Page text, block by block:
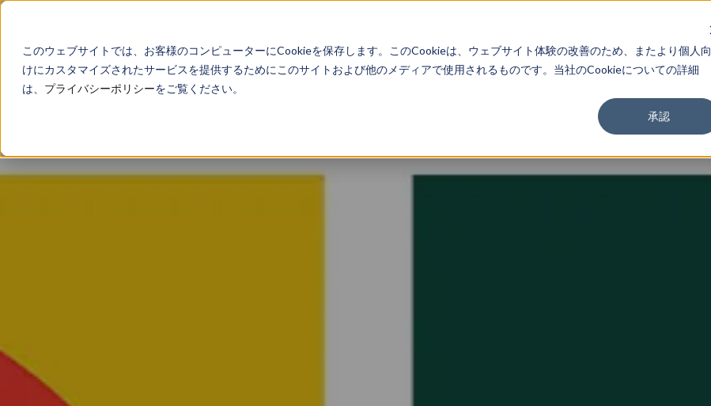
このウェブサイトでは、お客様のコンピューターにCookieを保存します。このCookieは、ウェブサイト体験の改善のため、またより個人向
けにカスタマイズされたサービスを提供するためにこのサイトおよび他のメディアで使用されるものです。当社のCookieについての詳細
は、 プライバシーポリシーをご覧ください。
承認
About Service Work Findings